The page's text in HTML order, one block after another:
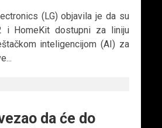
(LG) objavila je da su
i HomeKit dostupni za liniju
inteligencijom (AI) za
da će do